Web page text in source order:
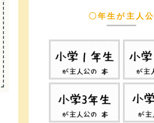
〇年生が主人公